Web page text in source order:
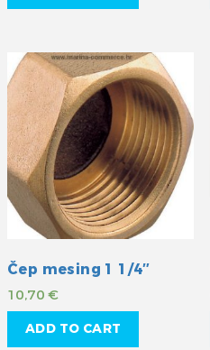
Čep mesing 1 1/4″
10,70€
ADD TO CART